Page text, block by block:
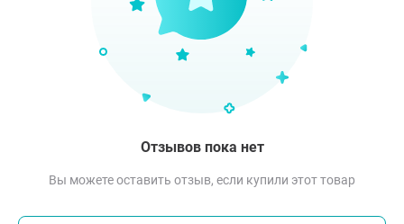
Отзывов пока нет
Вы можете оставить отзыв, если купили этот товар